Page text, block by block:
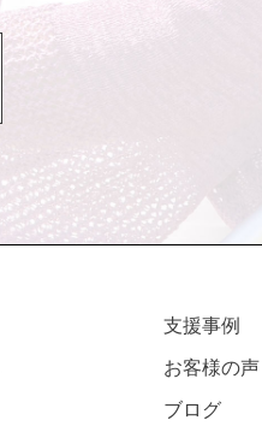
支援事例
お客様の声
ブログ